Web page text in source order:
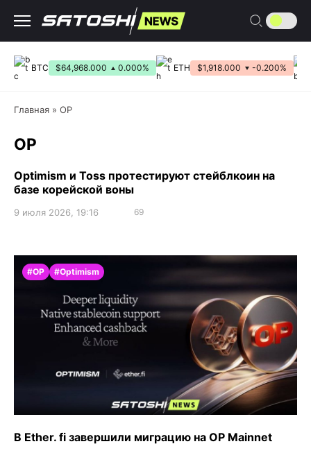
содержанию
BTC $64,968.000 0.000% ETH $1,918.000 -0.200%
Главная » OP
OP
Optimism и Toss протестируют стейблкоин на
базе корейской воны
9 июля 2026, 19:16 69
#OP #Optimism
В Ether. fi завершили миграцию на OP Mainnet